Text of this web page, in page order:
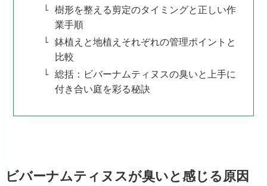
樹形を整える剪定のタイミングと正しい作
業手順
鉢植えと地植えそれぞれの管理ポイントと
比較
総括：ビバーナムティヌスの臭いと上手に
付き合い庭を彩る秘訣
ビバーナムティヌスが臭いと感じる原因